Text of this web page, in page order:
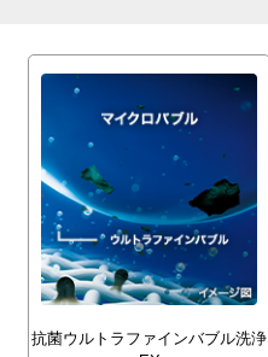
抗菌ウルトラ ファインバブル洗浄